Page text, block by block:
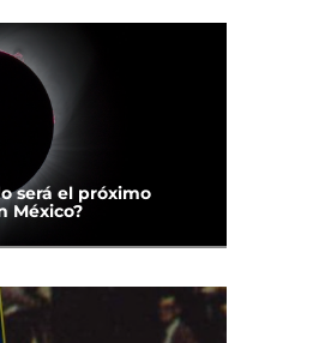
será el próximo
México?